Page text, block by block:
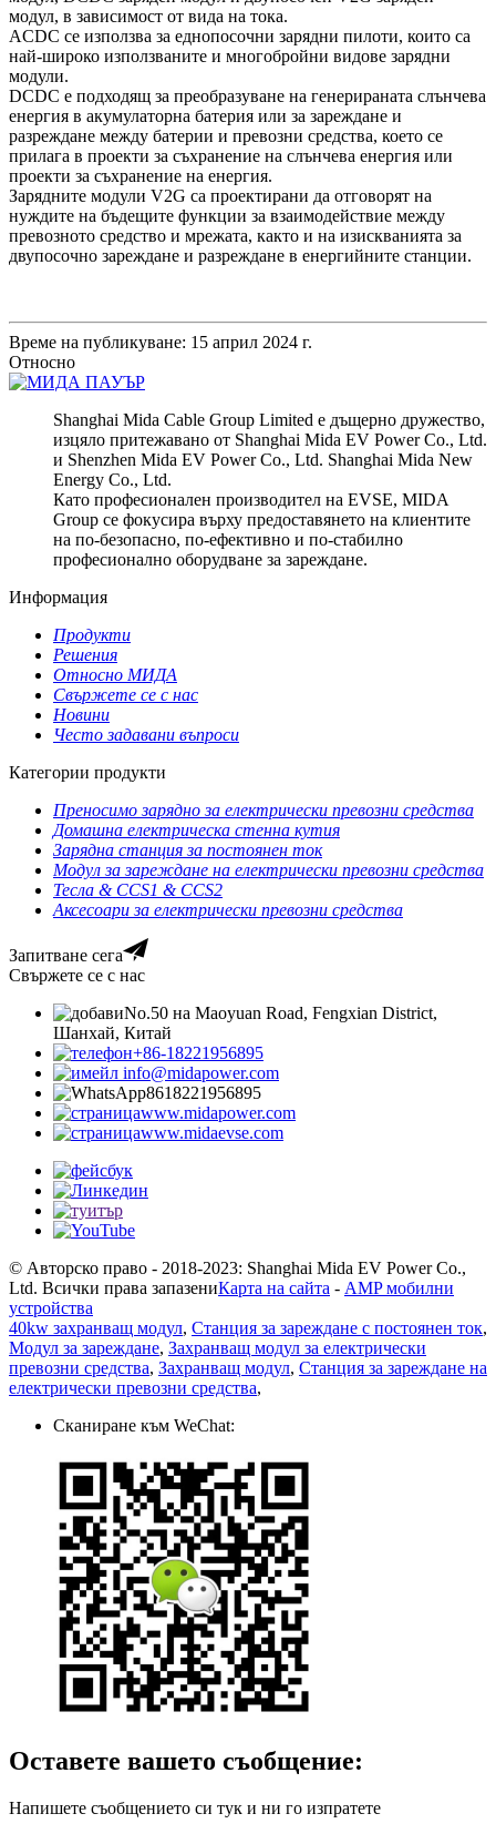
модул, в зависимост от вида на тока.
ACDC се използва за еднопосочни зарядни пилоти, които са
най-широко използваните и многобройни видове зарядни
модули.
DCDC е подходящ за преобразуване на генерираната слънчева
енергия в акумулаторна батерия или за зареждане и
разреждане между батерии и превозни средства, което се
прилага в проекти за съхранение на слънчева енергия или
проекти за съхранение на енергия.
Зарядните модули V2G са проектирани да отговорят на
нуждите на бъдещите функции за взаимодействие между
превозното средство и мрежата, както и на изискванията за
двупосочно зареждане и разреждане в енергийните станции.
Време на публикуване: 15 април 2024 г.
Относно
Shanghai Mida Cable Group Limited е дъщерно дружество,
изцяло притежавано от Shanghai Mida EV Power Co., Ltd.
и Shenzhen Mida EV Power Co., Ltd. Shanghai Mida New
Energy Co., Ltd.
Като професионален производител на EVSE, MIDA
Group се фокусира върху предоставянето на клиентите
на по-безопасно, по-ефективно и по-стабилно
професионално оборудване за зареждане.
Информация
Продукти
Решения
Относно МИДА
Свържете се с нас
Новини
Често задавани въпроси
Категории продукти
Преносимо зарядно за електрически превозни средства
Домашна електрическа стенна кутия
Зарядна станция за постоянен ток
Модул за зареждане на електрически превозни средства
Тесла & CCS1 & CCS2
Аксесоари за електрически превозни средства
Запитване сега
Свържете се с нас
No.50 на Maoyuan Road, Fengxian District,
Шанхай, Китай
+86-18221956895
info@midapower.com
8618221956895
www.midapower.com
www.midaevse.com
© Авторско право - 2018-2023: Shanghai Mida EV Power Co.,
Ltd. Всички права запазениКарта на сайта - AMP мобилни
устройства
40kw захранващ модул, Станция за зареждане с постоянен ток,
Модул за зареждане, Захранващ модул за електрически
превозни средства, Захранващ модул, Станция за зареждане на
електрически превозни средства,
Сканиране към WeChat:
Оставете вашето съобщение:
Напишете съобщението си тук и ни го изпратете